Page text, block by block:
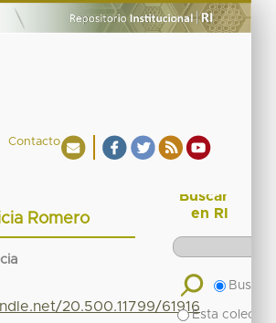
Contacto
Romero
20.500.11799/61916
Buscar
en RI
Buscar
Esta